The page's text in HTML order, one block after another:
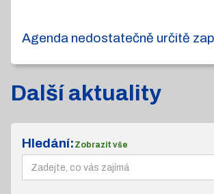
Agenda nedostatečně určitě
Další aktuality
Hledání: Zobrazit vše